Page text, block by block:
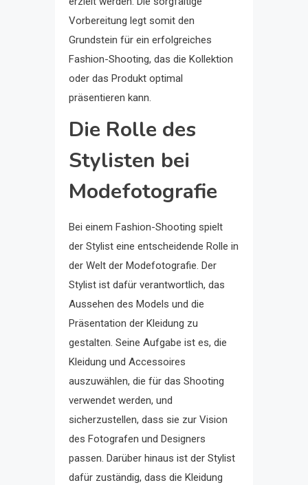
Vorbereitung legt somit den
Grundstein für ein erfolgreiches
Fashion-Shooting, das die Kollektion
oder das Produkt optimal
präsentieren kann.
Die Rolle des
Stylisten bei
Modefotografie
Bei einem Fashion-Shooting spielt
der Stylist eine entscheidende Rolle in
der Welt der Modefotografie. Der
Stylist ist dafür verantwortlich, das
Aussehen des Models und die
Präsentation der Kleidung zu
gestalten. Seine Aufgabe ist es, die
Kleidung und Accessoires
auszuwählen, die für das Shooting
verwendet werden, und
sicherzustellen, dass sie zur Vision
des Fotografen und Designers
passen. Darüber hinaus ist der Stylist
dafür zuständig, dass die Kleidung